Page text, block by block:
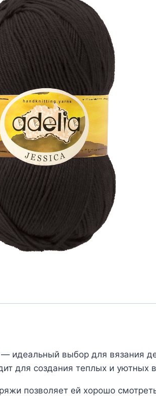
— идеальный выбор для вязания
для создания теплых и уютных
позволяет ей хорошо